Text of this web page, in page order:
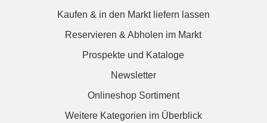
Kaufen & in den Markt liefern lassen
Reservieren & Abholen im Markt
Prospekte und Kataloge
Newsletter
Onlineshop Sortiment
Weitere Kategorien im Überblick